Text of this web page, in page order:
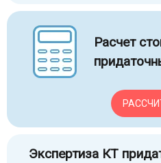
Расчет
Экспертиза КТ